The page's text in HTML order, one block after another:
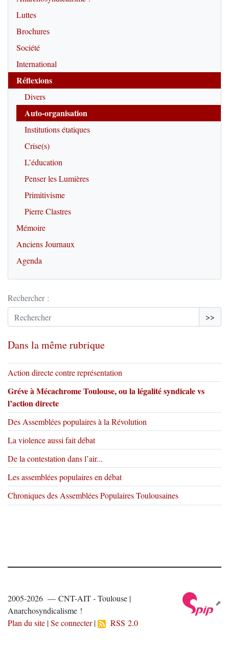
Luttes
Brochures
Société
International
Réflexions
Divers
Auto-organisation
Institutions étatiques
Crise(s)
L’éducation
Penser les Lumières
Primitivisme
Pierre Clastres
Mémoire
Anciens Journaux
Agenda
Rechercher :
>>
Dans la même rubrique
Action directe contre représentation
Gréve à Mécachrome Toulouse, ou la légalité syndicale vs
l’action directe
Des Assemblées populaires à la Révolution
La violence aussi fait débat
De la contestation dans l’air...
Les assemblées populaires en débat
Chroniques des Assemblées Populaires Toulousaines
2005-2026 — CNT-AIT - Toulouse |
Anarchosyndicalisme !
Plan du site |Se connecter| RSS 2.0